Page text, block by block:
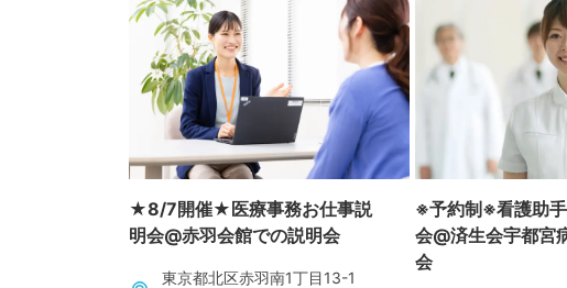
★8/7開催★医療事務お仕事説
明会@赤羽会館での説明会
東京都北区赤羽南1丁目13-1
※予約制※看護助
会@済生会宇都宮
会